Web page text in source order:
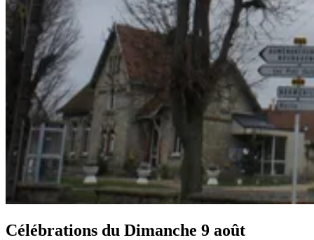
Célébrations du Dimanche 9 août